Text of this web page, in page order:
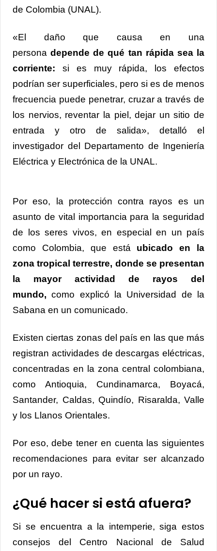
de Colombia (UNAL).
«El daño que causa en una
personadepende de qué tan rápida sea la
corriente: si es muy rápida, los efectos
podrían ser superficiales, pero si es de menos
frecuencia puede penetrar, cruzar a través de
los nervios, reventar la piel, dejar un sitio de
entrada y otro de salida», detalló el
investigador del Departamento de Ingeniería
Eléctrica y Electrónica de la UNAL.
Por eso, la protección contra rayos es un
asunto de vital importancia para la seguridad
de los seres vivos, en especial en un país
como Colombia, que está ubicado en la
zona tropical terrestre, donde se presentan
la mayor actividad de rayos del
mundo,como explicó la Universidad de la
Sabana en un comunicado.
Existen ciertas zonas del país en las que más
registran actividades de descargas eléctricas,
concentradas en la zona central colombiana,
como Antioquia, Cundinamarca, Boyacá,
Santander, Caldas, Quindío, Risaralda, Valle
y los Llanos Orientales.
Por eso, debe tener en cuenta las siguientes
recomendaciones para evitar ser alcanzado
por un rayo.
¿Qué hacer si está afuera?
Si se encuentra a la intemperie, siga estos
consejos del Centro Nacional de Salud